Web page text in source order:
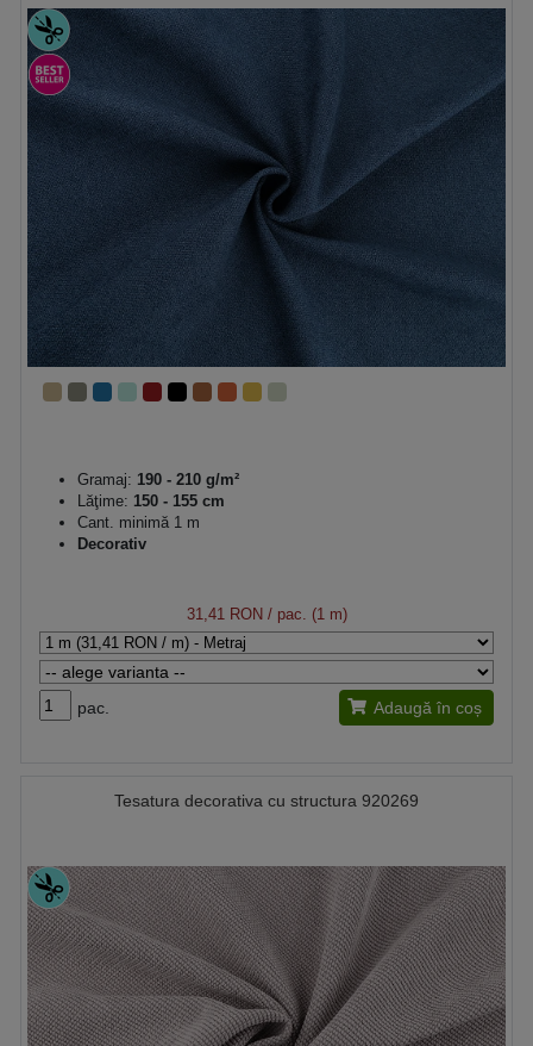
Gramaj: 190 - 210 g/m²
Lăţime: 150 - 155 cm
Cant. minimă 1 m
Decorativ
31,41 RON / pac. (1 m)
pac. Adaugă în coș
Tesatura decorativa cu structura 920269